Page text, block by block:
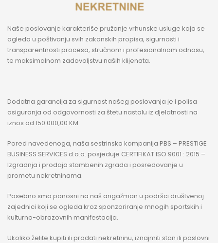
Naše poslovanje karakteriše pružanje vrhunske usluge koja se
ogleda u poštivanju svih zakonskih propisa, sigurnosti i
transparentnosti procesa, stručnom i profesionalnom odnosu,
te maksimalnom zadovoljstvu naših klijenata.
Dodatna garancija za sigurnost našeg poslovanja je i polisa
osiguranja od odgovornosti za štetu nastalu iz djelatnosti na
iznos od 150.000,00 KM.
Pored navedenoga, naša sestrinska kompanija PBS – PRESTIGE
BUSINESS SERVICES d.o.o. posjeduje CERTIFIKAT ISO 9001 : 2015 –
Izgradnja i prodaja stambenih zgrada i posredovanje u
prometu nekretninama.
Posebno smo ponosni na naš angažman u podršci društvenoj
zajednici koji se ogleda kroz sponzoriranje mnogih sportskih i
kulturno-obrazovnih manifestacija.
Ukoliko želite kupiti ili prodati nekretninu, iznajmiti stan ili poslovni